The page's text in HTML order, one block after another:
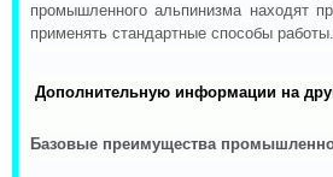
промышленного альпинизма находят
применять стандартные способы работы.
Дополнительную информации на
Базовые преимущества